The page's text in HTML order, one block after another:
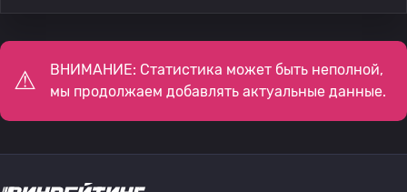
ВНИМАНИЕ: Статистика может быть неполной,
мы продолжаем добавлять актуальные данные.